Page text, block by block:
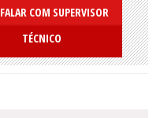
FALAR COM SUPERVISOR
TÉCNICO